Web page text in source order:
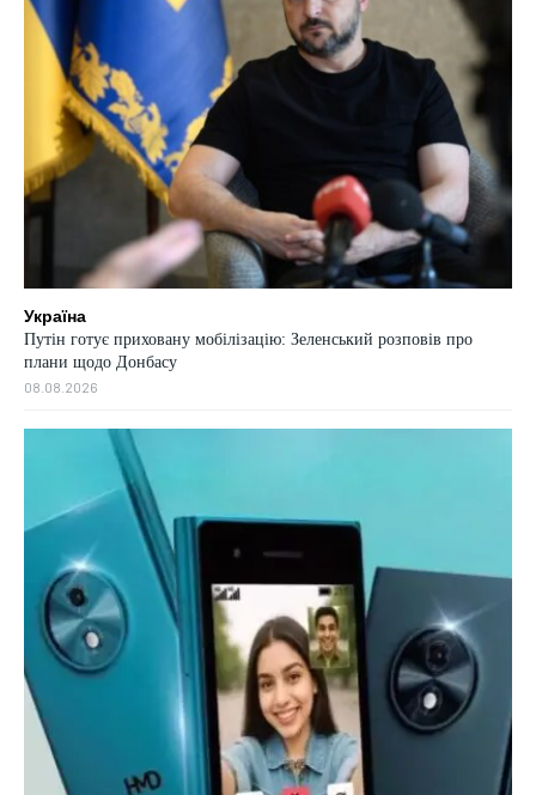
Україна
Путін готує приховану мобілізацію: Зеленський розповів про
плани щодо Донбасу
08.08.2026